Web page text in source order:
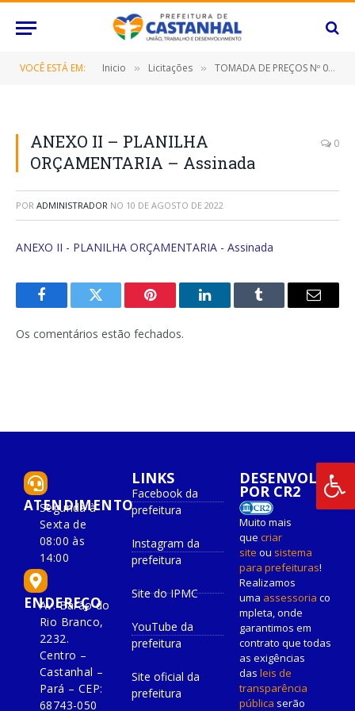
VOCÊ ESTÁ EM: Inicio » Licitações » TOMADA DE PREÇOS Nº 022/2022 (CONTRATAÇÃO DE EMPRESA ESPECIALIZADA PARA REFORMA E AMPLIAÇÃO DA PRAÇA DE EVENTOS DO BAIRRO JADERLÂNDIA, NESTE MUNICÍPIO DE CASTANHAL/PARÁ)
ANEXO II – PLANILHA
ORÇAMENTARIA – Assinada
0
POR ADMINISTRADOR NO 10 DE AGOSTO DE 2022
ANEXO II - PLANILHA ORÇAMENTARIA - Assinada
FacebookTwitter Pinterest O
Tumblr
E-
Os comentários estão fechados.
ATENDIMENTO
Segunda à
Sexta de
08:00 às
14:00
ENDEREÇO
Av. Barão do
Rio Branco,
2232.
Centro –
Castanhal –
Pará – CEP:
68743-050
LINKS
Facebook da
prefeitura
Instagram da
prefeitura
Site do IPMC
YouTube da
prefeitura
Site oficial da
prefeitura
DESENVOLVIDO
POR CR2
Muito mais
que criar
site ou sistema
para prefeituras!
Realizamos
uma assessoria co
mpleta, onde
garantimos em
contrato que todas
as exigências
das leis de
transparência
pública serão